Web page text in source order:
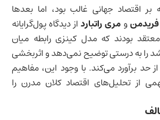
بر اقتصاد جهانیغالب بود، اما بعدها
و مری راتبارداز دیدگاه پول‌گرایانه
معتقد بودند که مدل کینزی رابطه میان
را به درستی توضیح نمی‌دهد و اثربخشی
برآورد می‌کند. با وجود این، مفاهیم
از تحلیل‌های اقتصاد کلان مدرن را